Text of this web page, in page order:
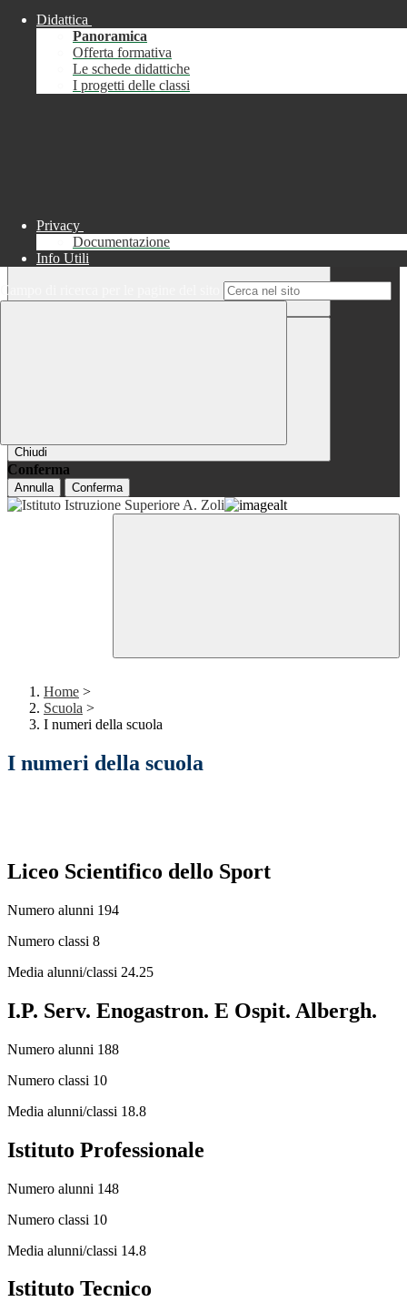
Chiudi
Informazione
Chiudi
Conferma
Annulla Conferma
Didattica
Panoramica
Offerta formativa
Le schede didattiche
I progetti delle classi
Privacy
Documentazione
Info Utili
Campo di ricerca per le pagine del sito
Home >
Scuola >
I numeri della scuola
I numeri della scuola
Liceo Scientifico dello Sport
Numero alunni 194
Numero classi 8
Media alunni/classi 24.25
I.P. Serv. Enogastron. E Ospit. Albergh.
Numero alunni 188
Numero classi 10
Media alunni/classi 18.8
Istituto Professionale
Numero alunni 148
Numero classi 10
Media alunni/classi 14.8
Istituto Tecnico